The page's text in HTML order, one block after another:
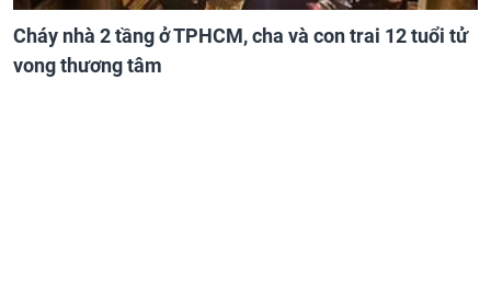
Cháy nhà 2 tầng ở TPHCM, cha và con trai 12 tuổi tử
vong thương tâm